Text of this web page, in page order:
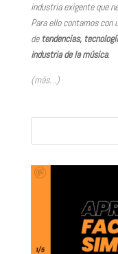
industria exigente que
Para ello contamos con
de tendencias,
industria de la música.
(más…)